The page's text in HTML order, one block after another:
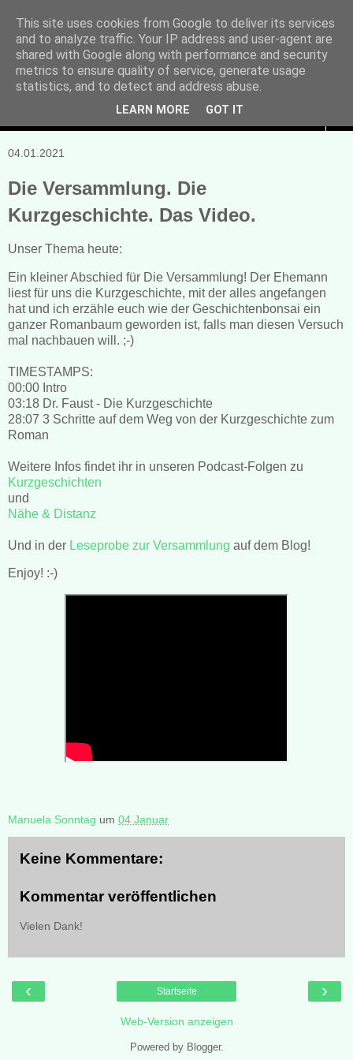
Manuela Sonntag
Bücher, Blogs & mehr
04.01.2021
Die Versammlung. Die
Kurzgeschichte. Das Video.
Unser Thema heute:
Ein kleiner Abschied für Die Versammlung! Der Ehemann
liest für uns die Kurzgeschichte, mit der alles angefangen
hat und ich erzähle euch wie der Geschichtenbonsai ein
ganzer Romanbaum geworden ist, falls man diesen Versuch
mal nachbauen will. ;-)
TIMESTAMPS:
00:00 Intro
03:18 Dr. Faust - Die Kurzgeschichte
28:07 3 Schritte auf dem Weg von der Kurzgeschichte zum
Roman
Weitere Infos findet ihr in unseren Podcast-Folgen zu
Kurzgeschichten
und
Nähe & Distanz
Und in der Leseprobe zur Versammlung auf dem Blog!
Enjoy! :-)
Manuela Sonntag um 04 Januar
Keine Kommentare:
Kommentar veröffentlichen
Vielen Dank!
‹ ›
Startseite
Web-Version anzeigen
Powered by Blogger.
This site uses cookies from Google to deliver its services
and to analyze traffic. Your IP address and user-agent are
shared with Google along with performance and security
metrics to ensure quality of service, generate usage
statistics, and to detect and address abuse.
LEARN MORE GOT IT